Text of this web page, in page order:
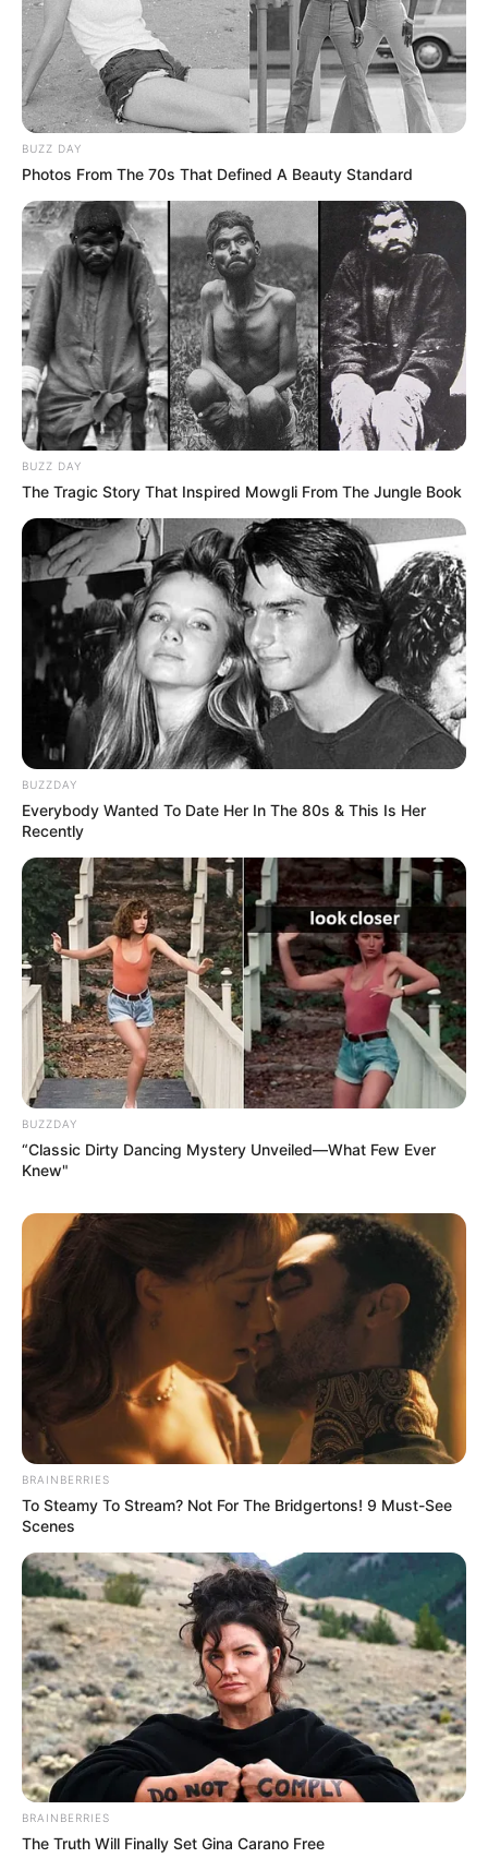
BUZZ DAY
Photos From The 70s That Defined A Beauty Standard
BUZZ DAY
The Tragic Story That Inspired Mowgli From The Jungle Book
BUZZDAY
Everybody Wanted To Date Her In The 80s & This Is Her
Recently
BUZZDAY
“Classic Dirty Dancing Mystery Unveiled—What Few Ever
Knew"
BRAINBERRIES
To Steamy To Stream? Not For The Bridgertons! 9 Must-See
Scenes
BRAINBERRIES
The Truth Will Finally Set Gina Carano Free